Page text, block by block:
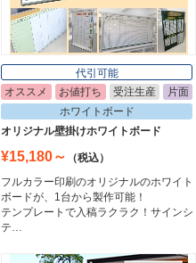
ポスターフレーム
Poster Frame
イーゼル
Easel
ホワイトボード
White Board
代引可能
オススメ
お値打ち 受注生産
片面
ホワイトボード
オリジナル壁掛けホワイトボード
¥15,180～
（税込）
フルカラー印刷のオリジナルのホワイト
ボードが、1台から製作可能！
テンプレートで入稿ラクラク！サインシ
テ…